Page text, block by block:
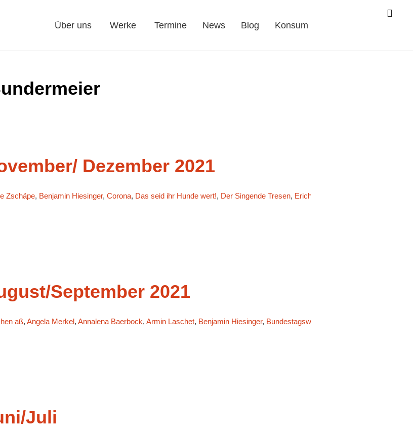
Über uns Werke Termine News Blog Konsum
Dezember 2021
Zschäpe, Benjamin Hiesinger, Corona, Das seid ihr Hunde wert!, Der Singende Tresen, Erich Mühsam
September 2021
aß, Angela Merkel, Annalena Baerbock, Armin Laschet, Benjamin Hiesinger, Bundestagswahl
Juli